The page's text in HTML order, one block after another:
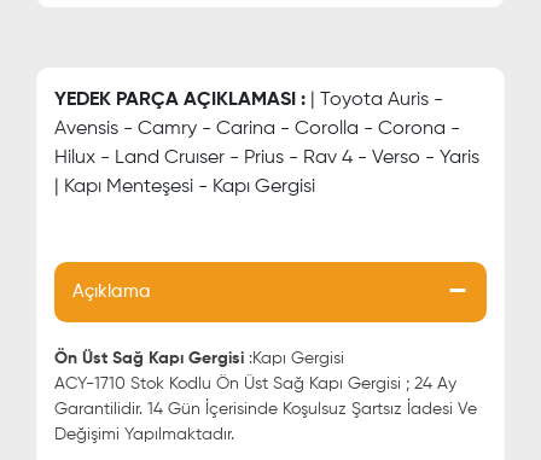
YEDEK PARÇA AÇIKLAMASI : | Toyota Auris -
Avensis - Camry - Carina - Corolla - Corona -
Hilux - Land Cruıser - Prius - Rav 4 - Verso - Yaris
| Kapı Menteşesi - Kapı Gergisi
Açıklama
Ön Üst Sağ Kapı Gergisi :Kapı Gergisi
ACY-1710 Stok Kodlu Ön Üst Sağ Kapı Gergisi ; 24 Ay
Garantilidir. 14 Gün İçerisinde Koşulsuz Şartsız İadesi Ve
Değişimi Yapılmaktadır.